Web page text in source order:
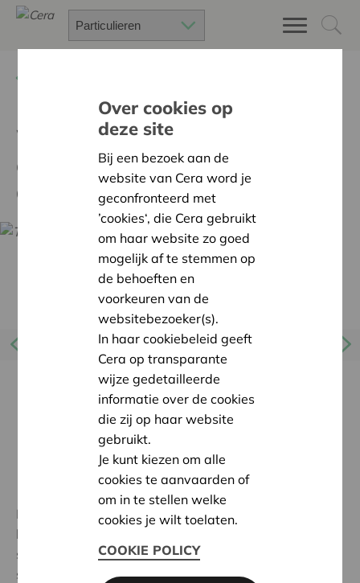
Webinar: Herinneringen
ophalen met mensen met
dementie
Mensen met dementie vergeten veel, maar
herinneringen aan de kindertĳd en jongvolwassenheid
staan vaak in het geheugen gegrift. Hoe komt het dat
sommige herinneringen zo goed bewaard blĳ ven?
Over cookies op
deze site
Bij een bezoek aan de
website van Cera word je
geconfronteerd met
’cookies‘, die Cera gebruikt
om haar website zo goed
mogelijk af te stemmen op
de behoeften en
voorkeuren van de
websitebezoeker(s).
In haar cookiebeleid geeft
Cera op transparante
wijze gedetailleerde
informatie over de cookies
die zij op haar website
gebruikt.
Je kunt kiezen om alle
cookies te aanvaarden of
om in te stellen welke
cookies je wilt toelaten.
COOKIE POLICY